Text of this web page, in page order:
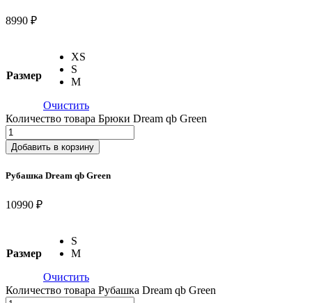
8990 ₽
Размер
XS
S
M
Очистить
Количество товара Брюки Dream qb Green
Добавить в корзину
Рубашка Dream qb Green
10990 ₽
Размер
S
M
Очистить
Количество товара Рубашка Dream qb Green